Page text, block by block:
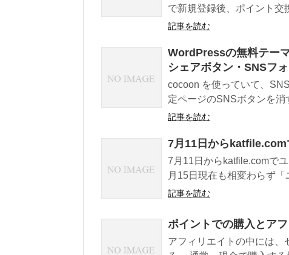
で新規登録後、ポイント交
記事を読む
WordPressの無料テー
シェアボタン・SNSフ
cocoon を使っていて、
定ページのSNSボタンを
記事を読む
7月11日からkatfile.com
7月11日からkatfile.comで
月15日現在も相変わらず
記事を読む
ポイントでの購入とア
アフィリエイトの中には、